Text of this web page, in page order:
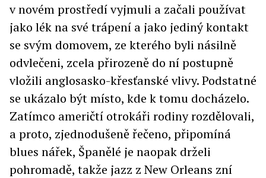
v novém prostředí vyjmuli a začali používat
jako lék na své trápení a jako jediný kontakt
se svým domovem, ze kterého byli násilně
odvlečeni, zcela přirozeně do ní postupně
vložili anglosasko-křesťanské vlivy. Podstatné
se ukázalo být místo, kde k tomu docházelo.
Zatímco američtí otrokáři rodiny rozdělovali,
a proto, zjednodušeně řečeno, připomíná
blues nářek, Španělé je naopak drželi
pohromadě, takže jazz z New Orleans zní